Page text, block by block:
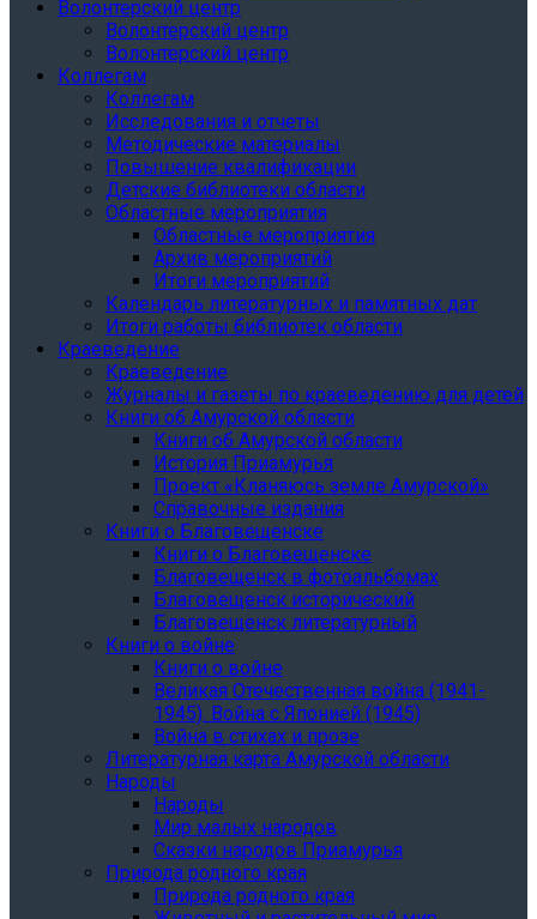
Волонтерский центр
Волонтерский центр
Волонтерский центр
Коллегам
Коллегам
Исследования и отчеты
Методические материалы
Повышение квалификации
Детские библиотеки области
Областные мероприятия
Областные мероприятия
Архив мероприятий
Итоги мероприятий
Календарь литературных и памятных дат
Итоги работы библиотек области
Краеведение
Краеведение
Журналы и газеты по краеведению для детей
Книги об Амурской области
Книги об Амурской области
История Приамурья
Проект «Кланяюсь земле Амурской»
Справочные издания
Книги о Благовещенске
Книги о Благовещенске
Благовещенск в фотоальбомах
Благовещенск исторический
Благовещенск литературный
Книги о войне
Книги о войне
Великая Отечественная война (1941-
1945). Война с Японией (1945)
Война в стихах и прозе
Литературная карта Амурской области
Народы
Народы
Мир малых народов
Сказки народов Приамурья
Природа родного края
Природа родного края